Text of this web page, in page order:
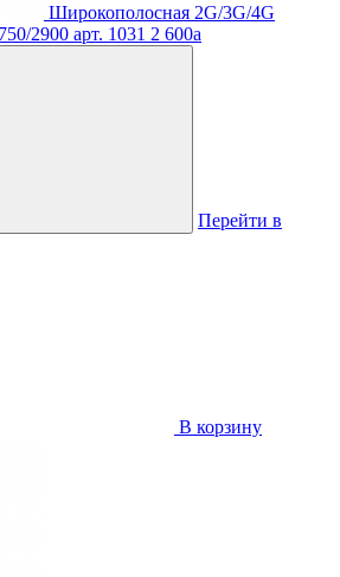
Широкополосная 2G/3G/4G
2900 арт. 1031 2 600a
Перейти в
В корзину